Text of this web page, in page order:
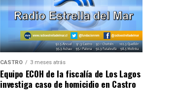
CASTRO 3 meses atrás
Equipo ECOH de la fiscalía de Los Lagos
investiga caso de homicidio en Castro